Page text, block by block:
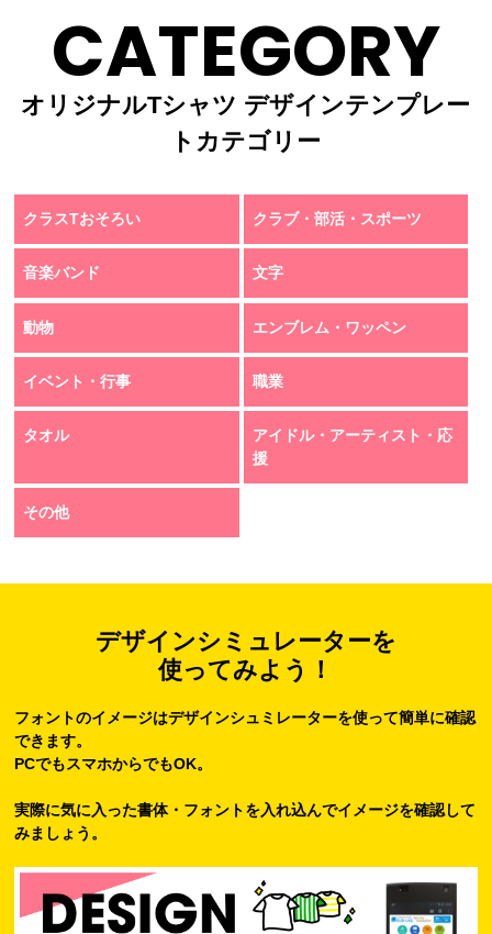
CATEGORY
オリジナルTシャツ デザインテンプレー
トカテゴリー
クラスTおそろい クラブ・部活・スポーツ
音楽バンド 文字
動物 エンブレム・ワッペン
イベント・行事 職業
タオル
アイドル・アーティスト・応
援
その他
デザインシミュレーターを
使ってみよう！
フォントのイメージはデザインシュミレーターを使って簡単に確認
できます。
PCでもスマホからでもOK。
実際に気に入った書体・フォントを入れ込んでイメージを確認して
みましょう。